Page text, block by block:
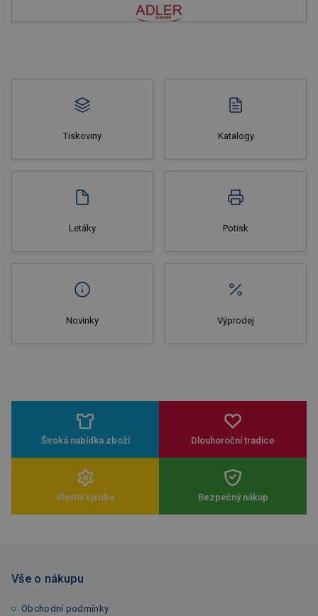
Tiskoviny Katalogy
Letáky Potisk
Novinky Výprodej
Široká nabídka zboží Dlouhoroční tradice
Vlastní výroba Bezpečný nákup
Vše o nákupu
Obchodní podmínky